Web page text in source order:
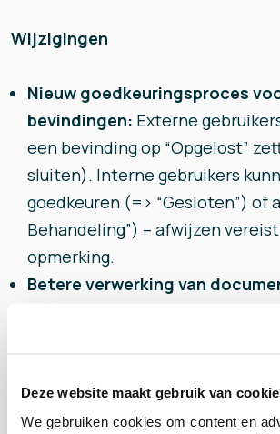
Deze website maakt gebruik van
We gebruiken cookies om content en
Wijzigingen
Nieuw goedkeuringsproces
bevindingen: Externe
een bevinding op “Opgelost”
sluiten). Interne gebruikers
goedkeuren (=> “Gesloten”) of
Behandeling”) – afwijzen
opmerking.
Betere verwerking van
worden alsnog verwerkt;
Verbeterde menustructuur:
detailpagina’s worden verborgen